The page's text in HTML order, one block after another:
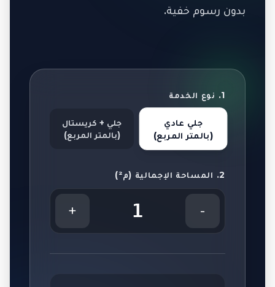
بدون رسوم خفية.
1. نوع الخدمة
جلي عادي
(بالمتر المربع)
جلي + كريستال
(بالمتر المربع)
2. المساحة الإجمالية (م²)
-
1
+